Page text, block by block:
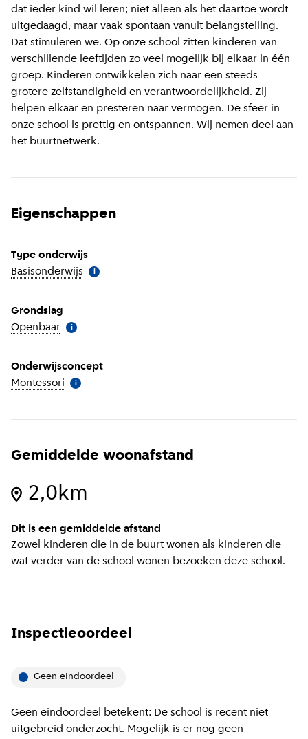
dat ieder kind wil leren; niet alleen als het daartoe wordt
uitgedaagd, maar vaak spontaan vanuit belangstelling.
Dat stimuleren we. Op onze school zitten kinderen van
verschillende leeftijden zo veel mogelijk bij elkaar in één
groep. Kinderen ontwikkelen zich naar een steeds
grotere zelfstandigheid en verantwoordelijkheid. Zij
helpen elkaar en presteren naar vermogen. De sfeer in
onze school is prettig en ontspannen. Wij nemen deel aan
het buurtnetwerk.
Eigenschappen
Type onderwijs
Basisonderwijs Meer informatie
i
Grondslag
Openbaar Meer informatie
i
Onderwijsconcept
Montessori Meer informatie
i
Gemiddelde woonafstand
2,0km
Dit is een gemiddelde afstand
Zowel kinderen die in de buurt wonen als kinderen die
wat verder van de school wonen bezoeken deze school.
Inspectieoordeel
Geen eindoordeel
Geen eindoordeel betekent: De school is recent niet
uitgebreid onderzocht. Mogelijk is er nog geen